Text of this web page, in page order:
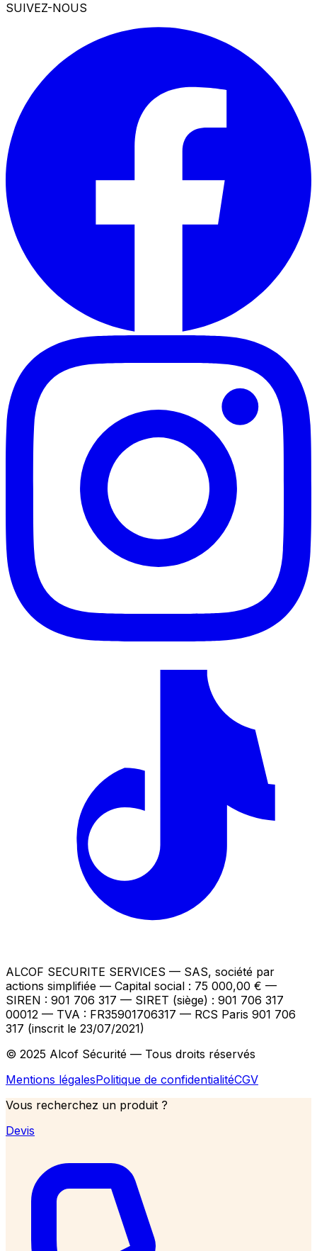
SUIVEZ-NOUS
ALCOF SECURITE SERVICES — SAS, société par
actions simplifiée — Capital social : 75 000,00 € —
SIREN : 901 706 317 — SIRET (siège) : 901 706 317
00012 — TVA : FR35901706317 — RCS Paris 901 706
317 (inscrit le 23/07/2021)
© 2025 Alcof Sécurité — Tous droits réservés
Mentions légalesPolitique de confidentialitéCGV
Vous recherchez un produit ?
Devis